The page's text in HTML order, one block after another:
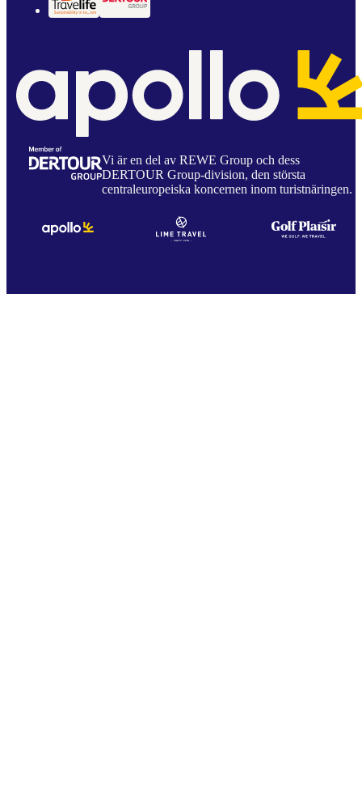
Vi är en del av REWE Group och dess
DERTOUR Group-division, den största
centraleuropeiska koncernen inom turistnäringen.